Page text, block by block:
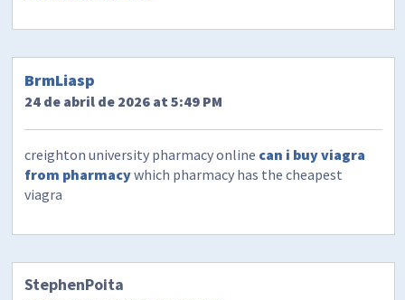
BrmLiasp
24 de abril de 2026 at 5:49 PM
creighton university pharmacy online can i buy viagra
from pharmacywhich pharmacy has the cheapest
viagra
StephenPoita